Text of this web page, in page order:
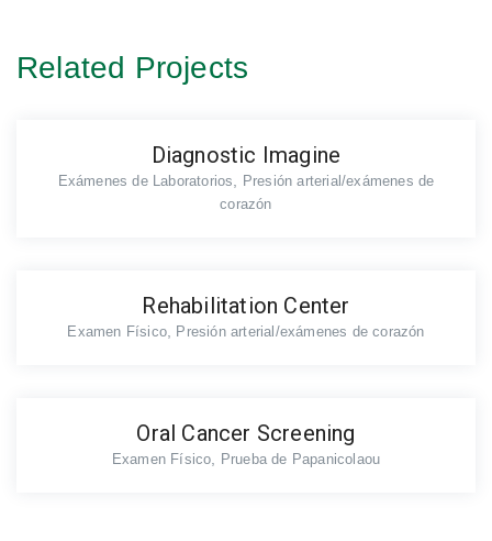
Related Projects
Diagnostic Imagine
Exámenes de Laboratorios
Presión arterial/exámenes de
corazón
Rehabilitation Center
Examen Físico Presión arterial/exámenes de corazón
Oral Cancer Screening
Examen Físico Prueba de Papanicolaou